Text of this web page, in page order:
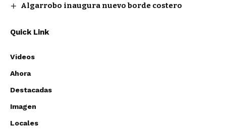
Algarrobo inaugura nuevo borde costero
Quick Link
Videos
Ahora
Destacadas
Imagen
Locales